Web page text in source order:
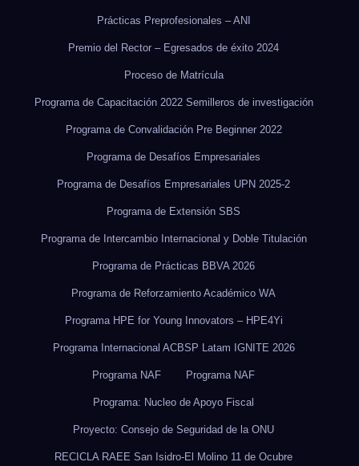
Prácticas Preprofesionales – ANI
Premio del Rector – Egresados de éxito 2024
Proceso de Matrícula
Programa de Capacitación 2022 Semilleros de investigación
Programa de Convalidación Pre Beginner 2022
Programa de Desafíos Empresariales
Programa de Desafíos Empresariales UPN 2025-2
Programa de Extensión SBS
Programa de Intercambio Internacional y Doble Titulación
Programa de Prácticas BBVA 2026
Programa de Reforzamiento Académico WA
Programa HPE for Young Innovators – HPE4Yi
Programa Internacional ACBSP Latam IGNITE 2026
Programa NAF Programa NAF
Programa: Nucleo de Apoyo Fiscal
Proyecto: Consejo de Seguridad de la ONU
RECICLA RAEE San Isidro-El Molino 11 de Ocubre